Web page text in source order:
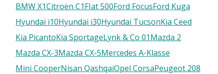
BMW X1Citroën C1FIat 500Ford FocusFord Kuga
Hyundai i10Hyundai i30Hyundai TucsonKia Ceed
Kia PicantoKia SportageLynk & Co 01Mazda 2
Mazda CX-3Mazda CX-5Mercedes A-Klasse
Mini CooperNisan QashqaiOpel CorsaPeugeot 208